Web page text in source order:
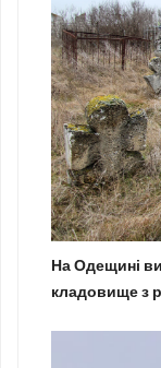
На Одещині
кладовище з